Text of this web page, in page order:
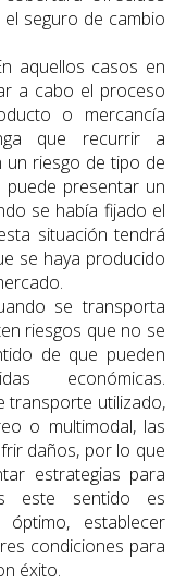
seguro de cambio
aquellos casos en
a cabo el proceso
o mercancía
que recurrir a
un riesgo de tipo de
puede presentar un
se había fijado el
situación tendrá
se haya producido
se transporta
riesgos que no se
de que pueden
económicas.
transporte utilizado,
o multimodal, las
daños, por lo que
estrategias para
este sentido es
establecer
condiciones para
éxito.